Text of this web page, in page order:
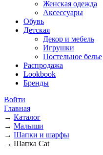
Женская одежда
Аксессуары
Обувь
Детская
Декор и мебель
Игрушки
Постельное белье
Распродажа
Lookbook
Бренды
Войти
Главная
→ Каталог
→ Малыши
→ Шапки и шарфы
→ Шапка Cat